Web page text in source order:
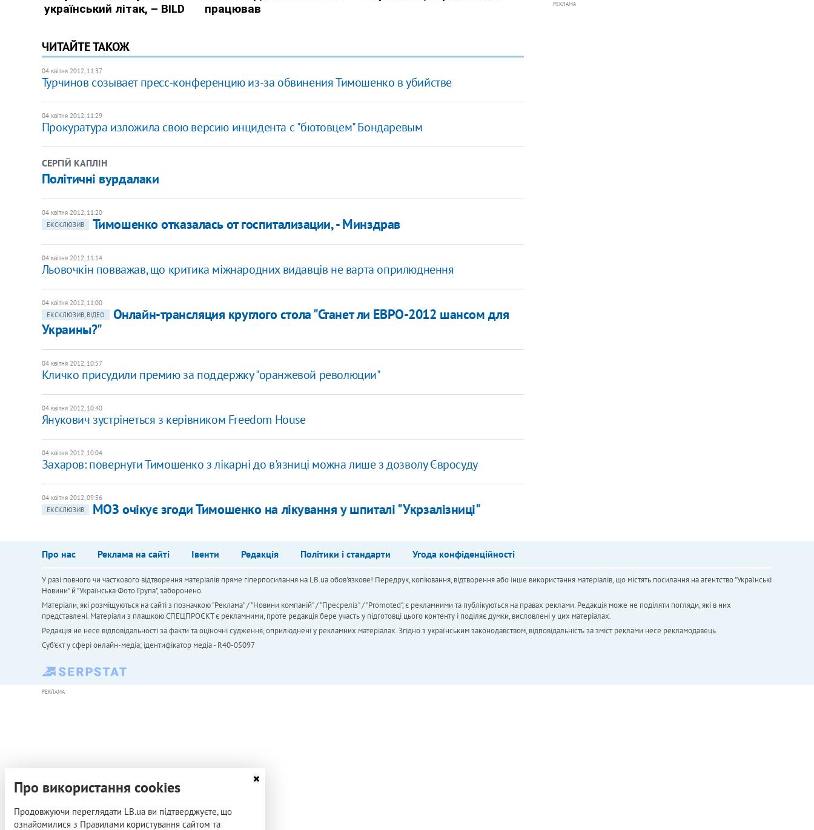
ЧИТАЙТЕ ТАКОЖ
04 квітня 2012, 11:37
Турчинов созывает пресс-конференцию из-за обвинения Тимошенко в убийстве
04 квітня 2012, 11:29
Прокуратура изложила свою версию инцидента с "бютовцем" Бондаревым
СЕРГІЙ КАПЛІН
Політичні вурдалаки
04 квітня 2012, 11:20
ЕКСКЛЮЗИВ
Тимошенко отказалась от госпитализации, - Минздрав
04 квітня 2012, 11:14
Льовочкін повважав, що критика міжнародних видавців не варта оприлюднення
04 квітня 2012, 11:00
ЕКСКЛЮЗИВ, ВІДЕО
Онлайн-трансляция круглого стола "Станет ли ЕВРО-2012 шансом для
Украины?"
04 квітня 2012, 10:57
Кличко присудили премию за поддержку "оранжевой революции"
04 квітня 2012, 10:40
Янукович зустрінеться з керівником Freedom House
04 квітня 2012, 10:04
Захаров: повернути Тимошенко з лікарні до в'язниці можна лише з дозволу Євросуду
04 квітня 2012, 09:56
ЕКСКЛЮЗИВ
МОЗ очікує згоди Тимошенко на лікування у шпиталі "Укрзалізниці"
РЕКЛАМА
Про нас Реклама на сайті Івенти Редакція Політики і стандарти Угода конфіденційності
У разі повного чи часткового відтворення матеріалів пряме гіперпосилання на LB.ua обов'язкове! Передрук, копіювання, відтворення або інше використання матеріалів, що містять посилання на агентство "Українськi
Новини" й "Українська Фото Група", заборонено.
Матеріали, які розміщуються на сайті з позначкою "Реклама" / "Новини компаній" / "Пресреліз" / "Promoted", є рекламними та публікуються на правах реклами. Редакція може не поділяти погляди, які в них
представлені. Матеріали з плашкою СПЕЦПРОЄКТ є рекламними, проте редакція бере участь у підготовці цього контенту і поділяє думки, висловлені у цих матеріалах.
Редакція не несе відповідальності за факти та оціночні судження, оприлюднені у рекламних матеріалах. Згідно з українським законодавством, відповідальність за зміст реклами несе рекламодавець.
Cуб'єкт у сфері онлайн-медіа; ідентифікатор медіа - R40-05097
РЕКЛАМА
Про використання cookies
Продовжуючи переглядати LB.ua ви підтверджуєте, що
ознайомилися з Правилами користування сайтом та